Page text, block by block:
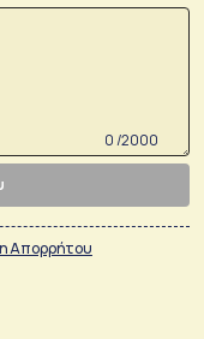
0 /2000
Απορρήτου